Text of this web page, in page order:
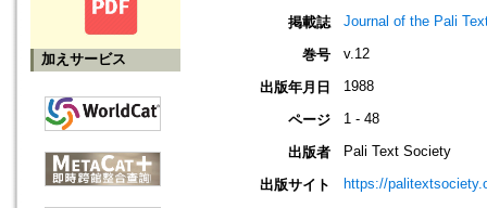
加えサービス
掲載誌 Journal of the Pali
巻号 v.12
出版年月日 1988
ページ 1 - 48
出版者 Pali Text Society
出版サイト https://